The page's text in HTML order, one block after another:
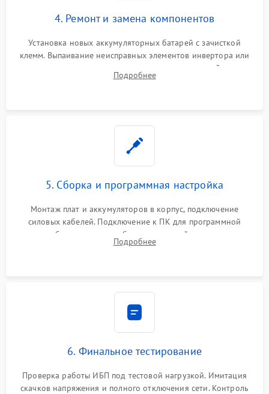
4. Ремонт и замена компонентов
Установка новых аккумуляторных батарей с зачисткой
клемм. Выпаивание неисправных элементов инвертора или
цепи зарядки и монтаж новых радиодеталей.
Восстановление поврежденных токоведущих дорожек и
Подробнее
5. Сборка и программная настройка
Монтаж плат и аккумуляторов в корпус, подключение
силовых кабелей. Подключение к ПК для программной
калибровки констант батареи, настройки порогов
срабатывания AVR и сброса счетчиков старения АКБ.
Подробнее
6. Финальное тестирование
Проверка работы ИБП под тестовой нагрузкой. Имитация
скачков напряжения и полного отключения сети. Контроль